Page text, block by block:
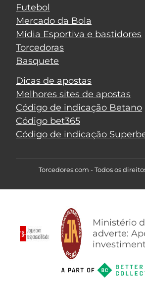
Futebol
Mercado da Bola
Mídia Esportiva e bastidores
Torcedoras
Basquete
Dicas de apostas
Melhores sites de apostas
Código de indicação Betano
Código bet365
Código de indicação
Torcedores.com - Todos os
Ministério
adverte: